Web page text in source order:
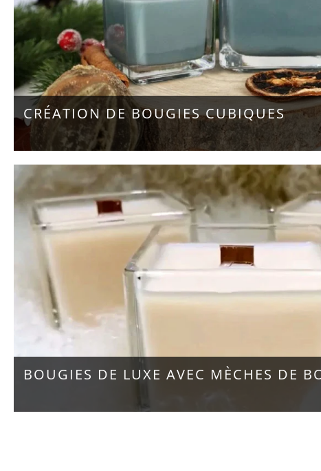
CRÉATION DE BOUGIES CUBIQUES
BOUGIES DE LUXE AVEC MÈCHES DE